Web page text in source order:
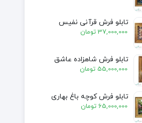
تابلو فرش قرآنی نفیس
37,000,000 تومان
تابلو فرش شاهزاده عاشق
55,000,000 تومان
تابلو فرش کوچه باغ بهاری
65,000,000 تومان